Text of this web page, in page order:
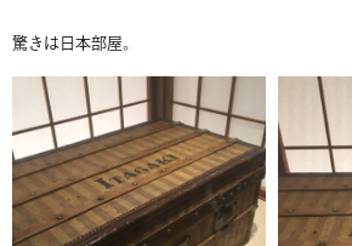
驚きは日本部屋。